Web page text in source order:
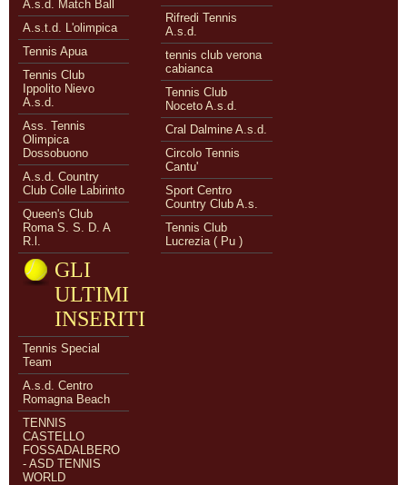
A.s.d. Match Ball
A.s.t.d. L'olimpica
Tennis Apua
Tennis Club
Ippolito Nievo
A.s.d.
Ass. Tennis
Olimpica
Dossobuono
A.s.d. Country
Club Colle Labirinto
Queen's Club
Roma S. S. D. A
R.l.
Rifredi Tennis
A.s.d.
tennis club verona
cabianca
Tennis Club
Noceto A.s.d.
Cral Dalmine A.s.d.
Circolo Tennis
Cantu'
Sport Centro
Country Club A.s.
Tennis Club
Lucrezia ( Pu )
GLI
ULTIMI
INSERITI
Tennis Special
Team
A.s.d. Centro
Romagna Beach
TENNIS
CASTELLO
FOSSADALBERO
- ASD TENNIS
WORLD